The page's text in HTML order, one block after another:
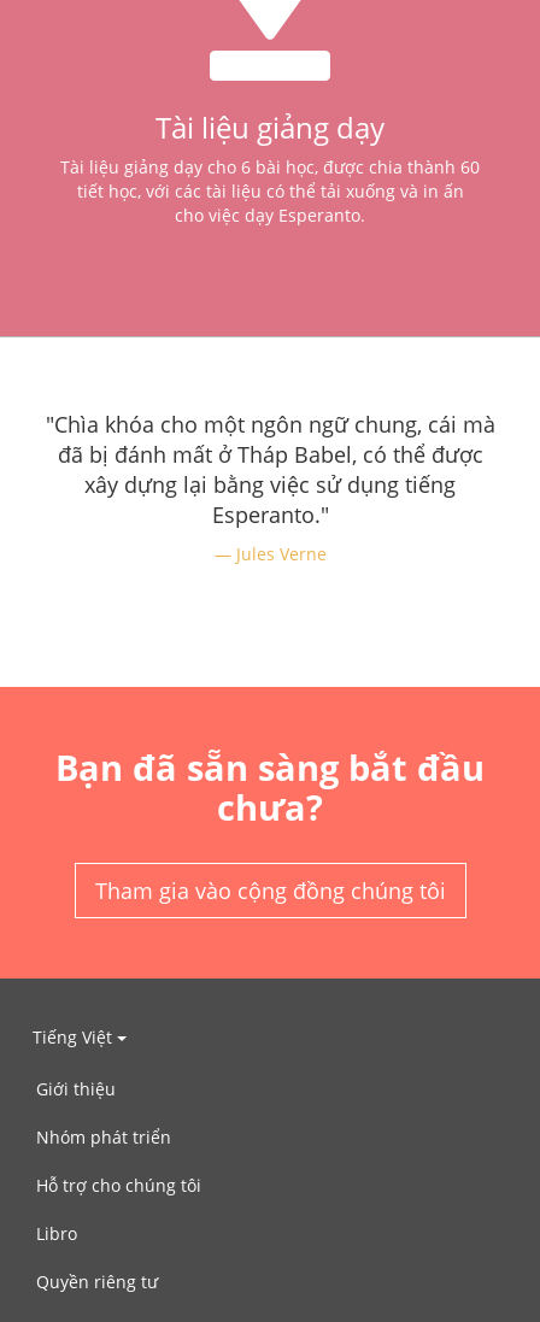
Tài liệu giảng dạy
Tài liệu giảng dạy cho 6 bài học, được chia thành 60
tiết học, với các tài liệu có thể tải xuống và in ấn
cho việc dạy Esperanto.
"Chìa khóa cho một ngôn ngữ chung, cái mà
đã bị đánh mất ở Tháp Babel, có thể được
xây dựng lại bằng việc sử dụng tiếng
Esperanto."
Jules Verne
Bạn đã sẵn sàng bắt đầu
chưa?
Tham gia vào cộng đồng chúng tôi
Tiếng Việt
Giới thiệu
Nhóm phát triển
Hỗ trợ cho chúng tôi
Libro
Quyền riêng tư